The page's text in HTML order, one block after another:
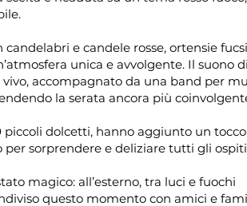
e candele rosse, ortensie
unica e avvolgente. Il suono
accompagnato da una band per
la serata ancora più
piccoli dolcetti, hanno aggiunto un tocco
per sorprendere e deliziare tutti gli
magico: all’esterno, tra luci e fuochi
questo momento con amici e